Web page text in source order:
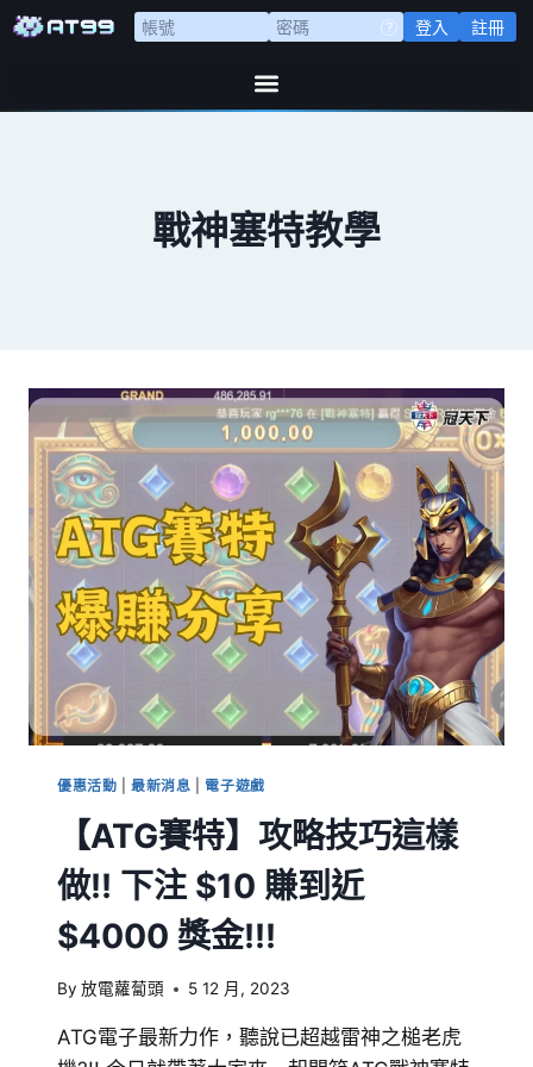
登入 註冊
戰神塞特教學
優惠活動 |最新消息 電子遊戲
【ATG賽特】攻略技巧這樣
做!! 下注 $10 賺到近
$4000 獎金!!!
By 放電蘿蔔頭 5 12 月, 2023
ATG電子最新力作，聽說已超越雷神之槌老虎